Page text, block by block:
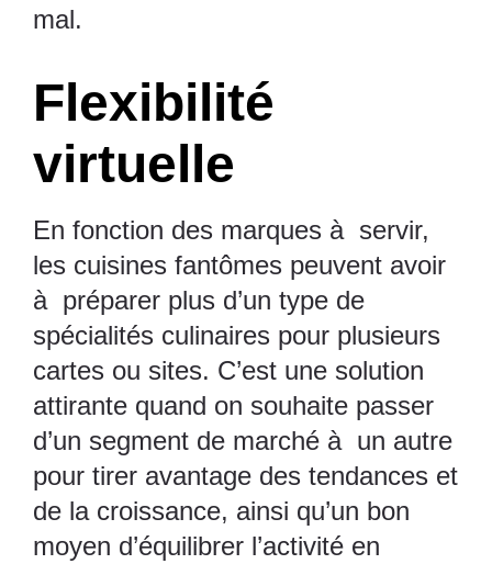
mal.
Flexibilité
virtuelle
En fonction des marques à servir,
les cuisines fantômes peuvent avoir
à préparer plus d’un type de
spécialités culinaires pour plusieurs
cartes ou sites. C’est une solution
attirante quand on souhaite passer
d’un segment de marché à un autre
pour tirer avantage des tendances et
de la croissance, ainsi qu’un bon
moyen d’équilibrer l’activité en